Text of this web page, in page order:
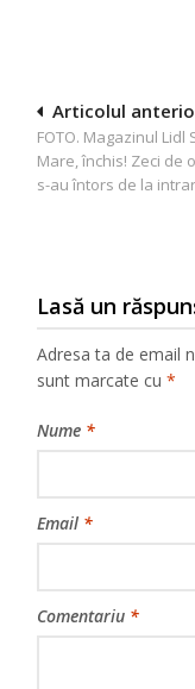
Navigare
în
articole
Articolul
FOTO. Magazinul Lidl
Mare, închis! Zeci de
s-au întors de la
Lasă un
Adresa ta de email
sunt marcate cu*
Nume *
Email *
Comentariu *